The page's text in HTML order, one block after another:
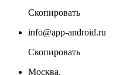
Скопировать
info@app-android.ru
Скопировать
Москва,